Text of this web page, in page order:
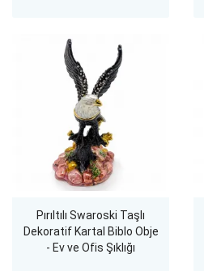
Pırıltılı Swaroski Taşlı
Dekoratif Kartal Biblo Obje
- Ev ve Ofis Şıklığı